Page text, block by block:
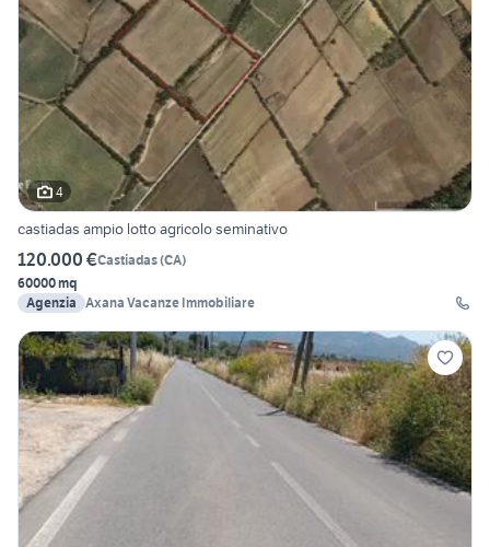
4
castiadas ampio lotto agricolo seminativo
120.000 €Castiadas(CA)
60000 mq
Agenzia Axana Vacanze Immobiliare